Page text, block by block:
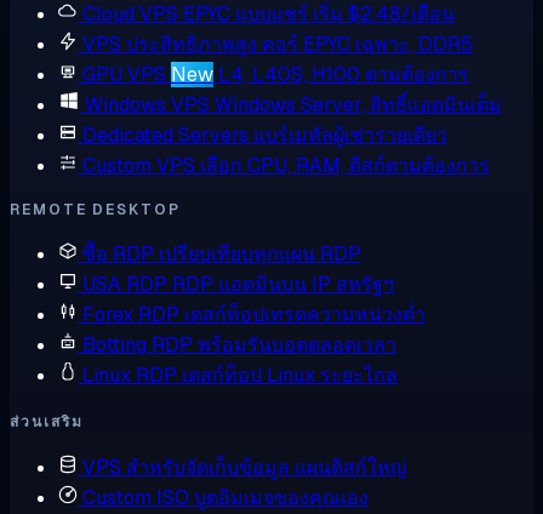
Cloud VPS EPYC แบบแชร์ เริ่ม $2.48/เดือน
VPS ประสิทธิภาพสูง คอร์ EPYC เฉพาะ, DDR5
GPU VPS New L4, L40S, H100 ตามต้องการ
Windows VPS Windows Server, สิทธิ์แอดมินเต็ม
Dedicated Servers แบร์เมทัลผู้เช่ารายเดียว
Custom VPS เลือก CPU, RAM, ดิสก์ตามต้องการ
REMOTE DESKTOP
ซื้อ RDP เปรียบเทียบทุกแผน RDP
USA RDP RDP แอดมินบน IP สหรัฐฯ
Forex RDP เดสก์ท็อปเทรดความหน่วงต่ำ
Botting RDP พร้อมรันบอตตลอดเวลา
Linux RDP เดสก์ท็อป Linux ระยะไกล
ส่วนเสริม
VPS สำหรับจัดเก็บข้อมูล แผนดิสก์ใหญ่
Custom ISO บูตอิมเมจของคุณเอง